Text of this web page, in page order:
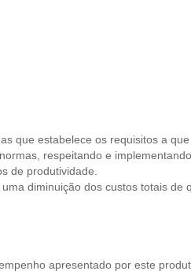
que estabelece os requisitos a
respeitando e
de produtividade.
diminuição dos custos totais de
apresentado por este